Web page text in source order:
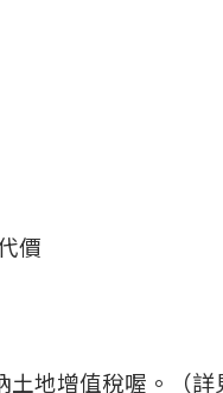
價
地增值稅喔。（詳